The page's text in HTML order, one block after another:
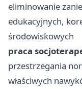
eliminowanie
edukacyjnych,
środowiskowych
praca
przestrzegania
właściwych